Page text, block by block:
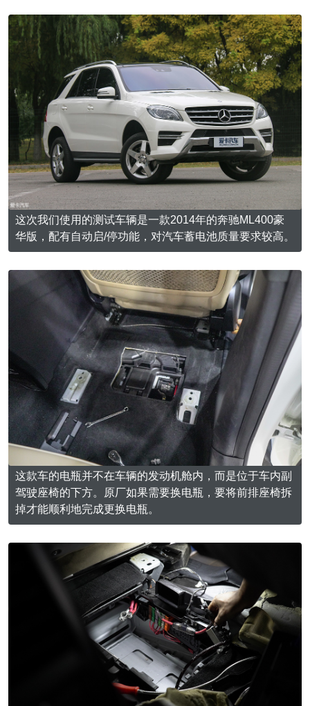
这次我们使用的测试车辆是一款2014年的奔驰ML400豪
华版，配有自动启/停功能，对汽车蓄电池质量要求较高。
这款车的电瓶并不在车辆的发动机舱内，而是位于车内副
驾驶座椅的下方。原厂如果需要换电瓶，要将前排座椅拆
掉才能顺利地完成更换电瓶。